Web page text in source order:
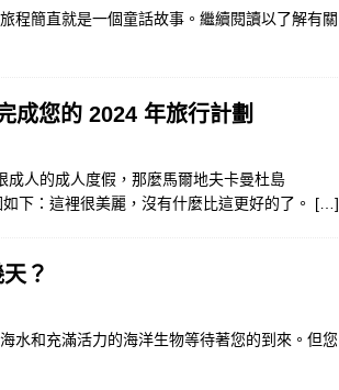
程簡直就是一個童話故事。繼續閱讀以了解有關
成您的 2024 年旅行計劃
人的成人度假，那麼馬爾地夫卡曼杜島
下：這裡很美麗，沒有什麼比這更好的了。 […]
？
水和充滿活力的海洋生物等待著您的到來。但您